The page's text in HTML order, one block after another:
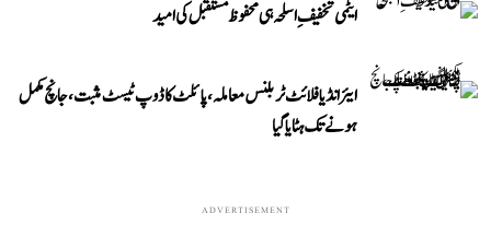
ایٹمی تخفیفِ اسلحہ ہی محفوظ مستقبل کی امید
ایئر انڈیا فلائٹ ٹربلنس معاملہ، پائلٹ کا ڈوپ ٹیسٹ مثبت، جانچ مکمل
ہونے تک ہٹایا گیا
ADVERTISEMENT